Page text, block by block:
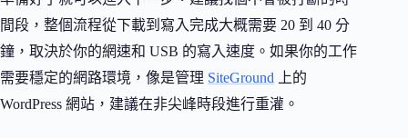
間段，整個流程從下載到寫入完成大概需要 20 到 40 分
鐘，取決於你的網速和 USB 的寫入速度。如果你的工作
需要穩定的網路環境，像是管理 SiteGround 上的
WordPress 網站，建議在非尖峰時段進行重灌。